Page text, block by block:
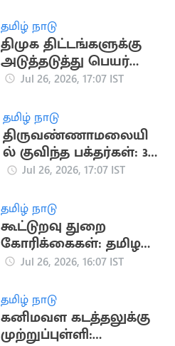
தமிழ் நாடு
திமுக திட்டங்களுக்கு
அடுத்தடுத்து பெயர்
மாற்றம்
Jul 26, 2026, 17:07 IST
தமிழ் நாடு
திருவண்ணாமலையி
ல் குவிந்த பக்தர்கள்: 3
மணி நேரம்
தரிசனம்
Jul 26, 2026, 17:07 IST
தமிழ் நாடு
கூட்டுறவு துறை
கோரிக்கைகள்: தமிழக
அரசு வழிகாட்டு
வெளியீடு
Jul 26, 2026, 16:07 IST
தமிழ் நாடு
கனிமவள கடத்தலுக்கு
முற்றுப்புள்ளி: